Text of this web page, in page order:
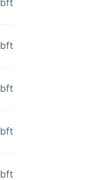
bft
bft
bft
bft
bft